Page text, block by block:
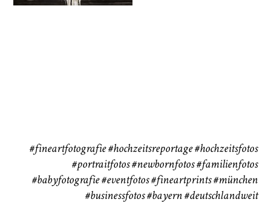
#fineartfotografie #hochzeitsreportage #hochzeitsfotos
#portraitfotos #newbornfotos #familienfotos
#babyfotografie #eventfotos #fineartprints#münchen
#businessfotos#bayern #deutschlandweit